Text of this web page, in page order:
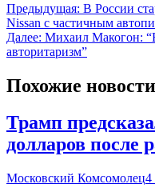
Предыдущая: В России
Nissan с частичным
Далее: Михаил Макогон:
авторитаризм”
Похожие новости
Трамп
долларов после
Московский Комсомолец4